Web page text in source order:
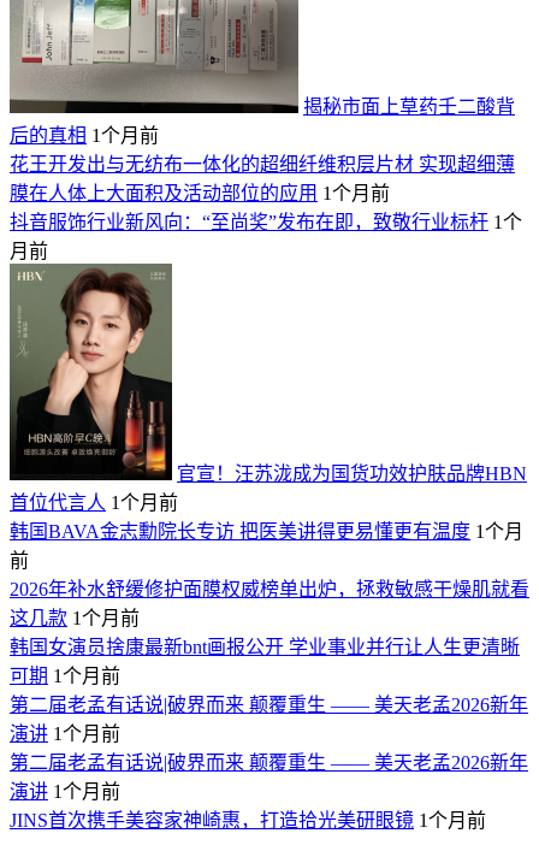
揭秘市面上草药壬二酸背
后的真相 1个月前
花王开发出与无纺布一体化的超细纤维积层片材 实现超细薄
膜在人体上大面积及活动部位的应用 1个月前
抖音服饰行业新风向：“至尚奖”发布在即，致敬行业标杆 1个
月前
官宣！汪苏泷成为国货功效护肤品牌HBN
首位代言人 1个月前
韩国BAVA金志勳院长专访 把医美讲得更易懂更有温度 1个月
前
2026年补水舒缓修护面膜权威榜单出炉，拯救敏感干燥肌就看
这几款 1个月前
韩国女演员捨康最新bnt画报公开 学业事业并行让人生更清晰
可期 1个月前
第二届老孟有话说|破界而来 颠覆重生 —— 美天老孟2026新年
演讲 1个月前
第二届老孟有话说|破界而来 颠覆重生 —— 美天老孟2026新年
演讲 1个月前
JINS首次携手美容家神崎惠，打造拾光美研眼镜 1个月前